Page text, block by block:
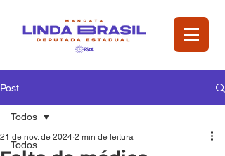
Post
Todos
Todos
21 de nov. de 2024 2 min de leitura